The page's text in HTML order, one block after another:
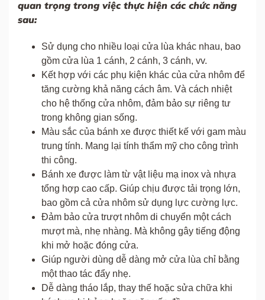
quan trọng trong việc thực hiện các chức năng
sau:
Sử dụng cho nhiều loại cửa lùa khác nhau, bao
gồm cửa lùa 1 cánh, 2 cánh, 3 cánh, vv.
Kết hợp với các phụ kiện khác của cửa nhôm để
tăng cường khả năng cách âm. Và cách nhiệt
cho hệ thống cửa nhôm, đảm bảo sự riêng tư
trong không gian sống.
Màu sắc của bánh xe được thiết kế với gam màu
trung tính. Mang lại tính thẩm mỹ cho công trình
thi công.
Bánh xe được làm từ vật liệu mạ inox và nhựa
tổng hợp cao cấp. Giúp chịu được tải trọng lớn,
bao gồm cả cửa nhôm sử dụng lực cường lực.
Đảm bảo cửa trượt nhôm di chuyển một cách
mượt mà, nhẹ nhàng. Mà không gây tiếng động
khi mở hoặc đóng cửa.
Giúp người dùng dễ dàng mở cửa lùa chỉ bằng
một thao tác đẩy nhẹ.
Dễ dàng tháo lắp, thay thế hoặc sửa chữa khi